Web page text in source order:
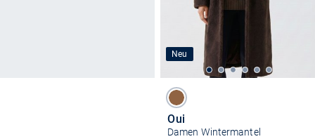
Neu
Oui
Damen Wintermantel